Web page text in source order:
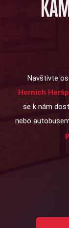
Navštivte
Horních
se k nám
nebo